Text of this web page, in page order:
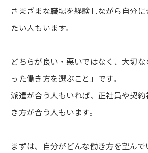
さまざまな職場を経験しながら自分
たい人もいます。
どちらが良い・悪いではなく、大切
った働き方を選ぶこと」です。
派遣が合う人もいれば、正社員や契
き方が合う人もいます。
まずは、自分がどんな働き方を望ん